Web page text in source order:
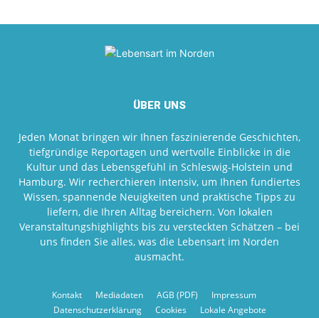
ÜBER UNS
Jeden Monat bringen wir Ihnen faszinierende Geschichten,
tiefgründige Reportagen und wertvolle Einblicke in die
Kultur und das Lebensgefühl in Schleswig-Holstein und
Hamburg. Wir recherchieren intensiv, um Ihnen fundiertes
Wissen, spannende Neuigkeiten und praktische Tipps zu
liefern, die Ihren Alltag bereichern. Von lokalen
Veranstaltungshighlights bis zu versteckten Schätzen – bei
uns finden Sie alles, was die Lebensart im Norden
ausmacht.
Kontakt Mediadaten AGB (PDF)
Impressum
Datenschutzerklärung
Cookies Lokale Angebote